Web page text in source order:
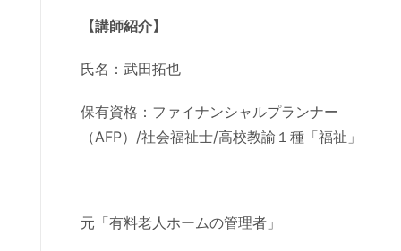
【講師紹介】
氏名：武田拓也
保有資格：ファイナンシャルプランナー
（AFP）/社会福祉士/高校教諭１種「福祉」
元「有料老人ホームの管理者」